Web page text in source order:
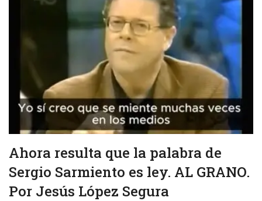
Ahora resulta que la palabra de
Sergio Sarmiento es ley. AL GRANO.
Por Jesús López Segura